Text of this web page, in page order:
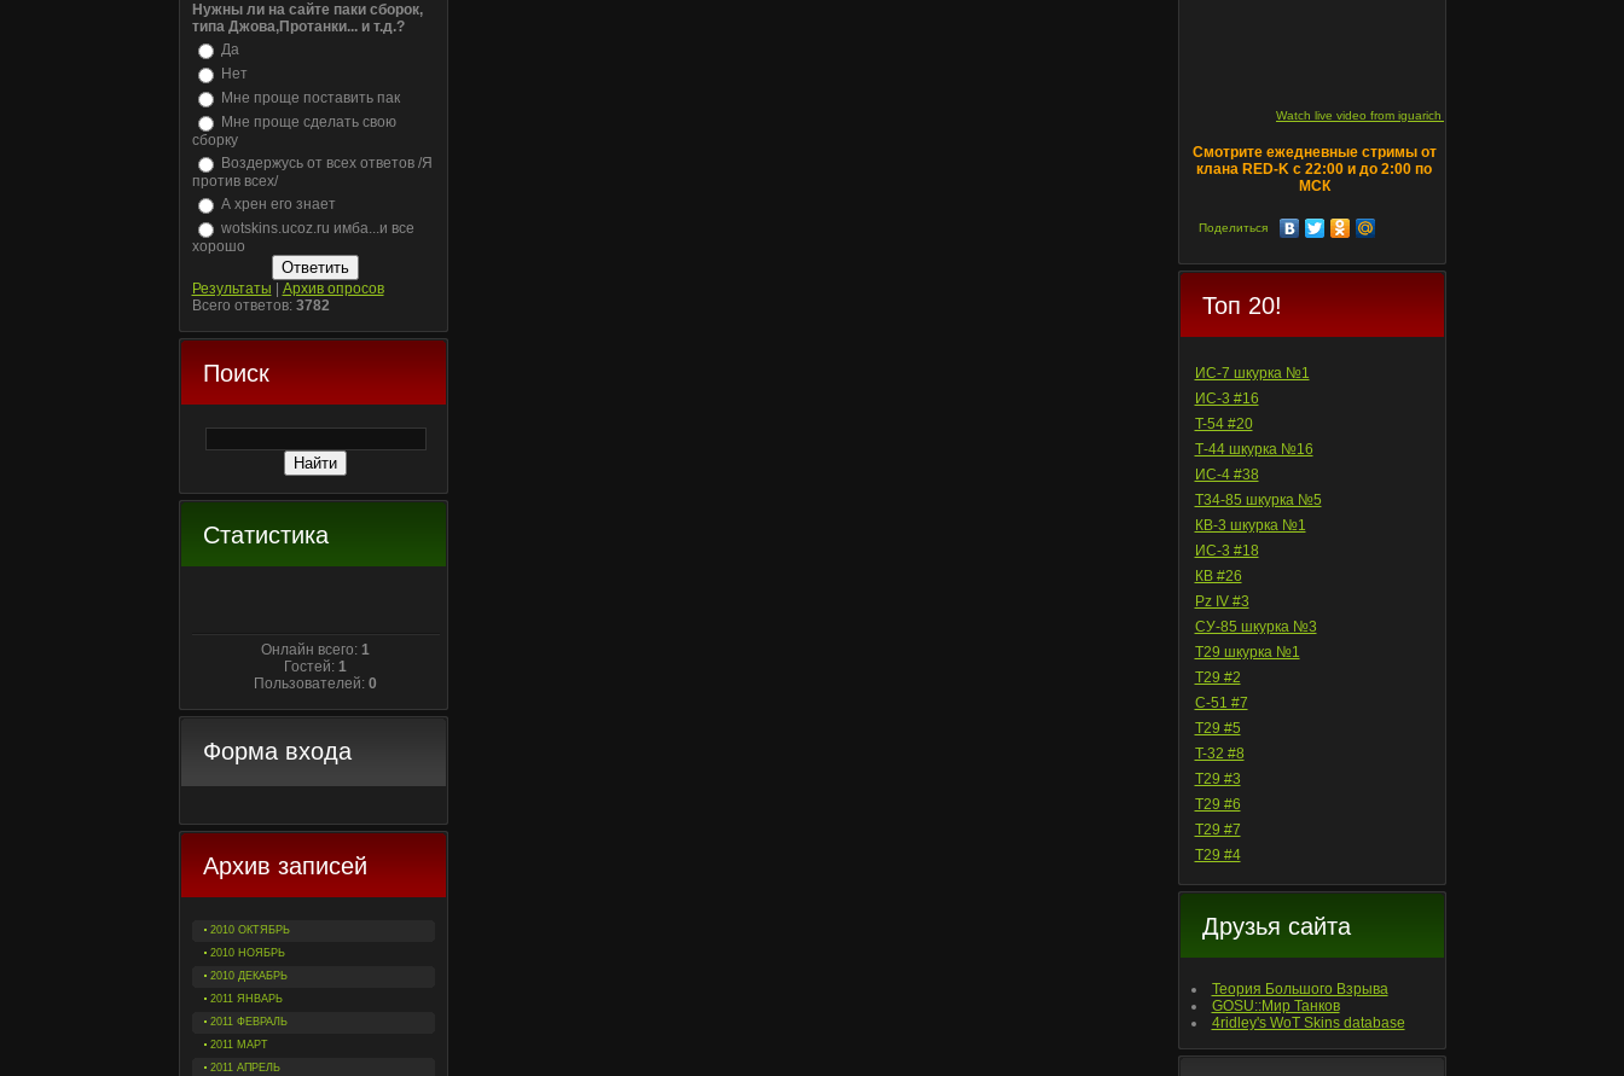
Нужны ли на сайте паки сборок,
типа Джова,Протанки... и т.д.?
Да
Нет
Мне проще поставить пак
Мне проще сделать свою
сборку
Воздержусь от всех ответов /Я
против всех/
А хрен его знает
wotskins.ucoz.ru имба...и все
хорошо
Результаты
Архив опросов
Всего ответов: 3782
Поиск
Статистика
Онлайн всего: 1
Гостей: 1
Пользователей: 0
Форма входа
Архив записей
2010 ОКТЯБРЬ
2010 НОЯБРЬ
2010 ДЕКАБРЬ
2011 ЯНВАРЬ
2011 ФЕВРАЛЬ
2011 МАРТ
2011 АПРЕЛЬ
Watch live video from iguarich on ru.twitch.tv
Смотрите ежедневные стримы от
клана RED-K с 22:00 и до 2:00 по
МСК
Поделиться
Топ 20!
ИС-7 шкурка №1
ИС-3 #16
T-54 #20
Т-44 шкурка №16
ИС-4 #38
Т34-85 шкурка №5
КВ-3 шкурка №1
ИС-3 #18
КВ #26
Pz IV #3
СУ-85 шкурка №3
T29 шкурка №1
T29 #2
С-51 #7
T29 #5
T-32 #8
T29 #3
T29 #6
T29 #7
T29 #4
Друзья сайта
Теория Большого Взрыва
GOSU::Мир Танков
4ridley's WoT Skins database